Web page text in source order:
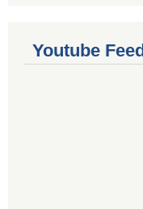
Youtube Feed